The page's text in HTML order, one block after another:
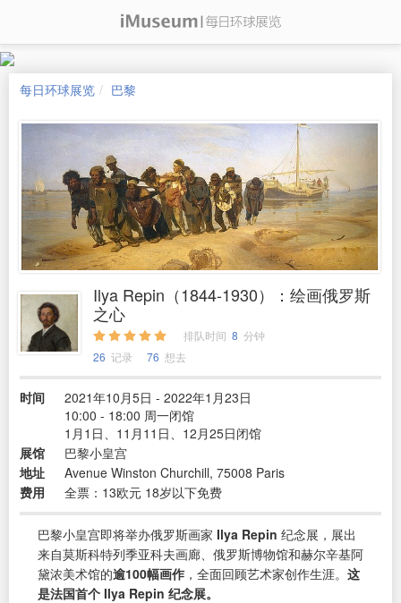
每日环球展览 巴黎
Ilya Repin（1844-1930）：绘画俄罗斯
之心
排队时间 8 分钟
26 记录 76 想去
时间
2021年10月5日 - 2022年1月23日
10:00 - 18:00 周一闭馆
1月1日、11月11日、12月25日闭馆
展馆
巴黎小皇宫
地址
Avenue Winston Churchill, 75008 Paris
费用
全票：13欧元 18岁以下免费
巴黎小皇宫即将举办俄罗斯画家 Ilya Repin 纪念展，展出
来自莫斯科特列季亚科夫画廊、俄罗斯博物馆和赫尔辛基阿
黛浓美术馆的逾100幅画作 ，全面回顾艺术家创作生涯。 这
是法国首个 Ilya Repin 纪念展。